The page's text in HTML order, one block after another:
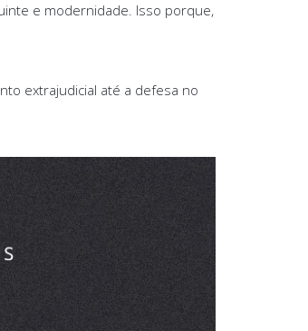
e modernidade. Isso porque,
extrajudicial até a defesa no